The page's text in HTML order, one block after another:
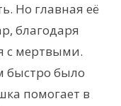
Но главная её
благодаря
с мертвыми.
быстро было
помогает в